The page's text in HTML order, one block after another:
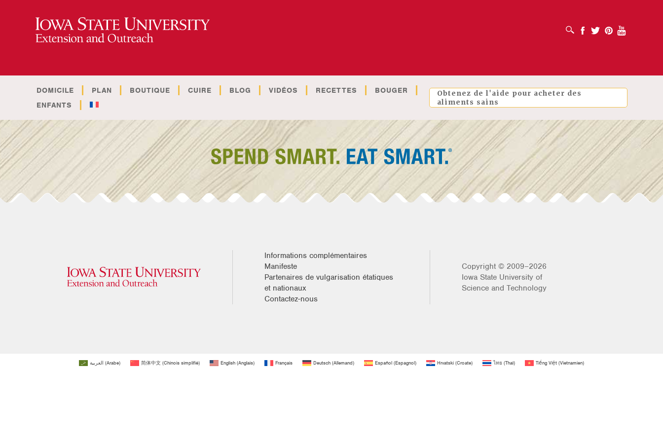
OUVRIR LA BOÎTE DE RECHERCHE
Facebook
Twitter PinterestYoutube
DOMICILE PLAN BOUTIQUE CUIRE BLOG VIDÉOS RECETTES
BOUGER
ENFANTS
Obtenez de l'aide pour acheter des
aliments sains
Informations complémentaires
Manifeste
Partenaires de vulgarisation étatiques
et nationaux
Contactez-nous
Copyright © 2009–2026
Iowa State University of
Science and Technology
العربية (Arabe) 简体中文 (Chinois simplifié) English (Anglais) Français Deutsch (Allemand) Español (Espagnol) Hrvatski (Croate) ไทย (Thaï) Tiếng Việt (Vietnamien)